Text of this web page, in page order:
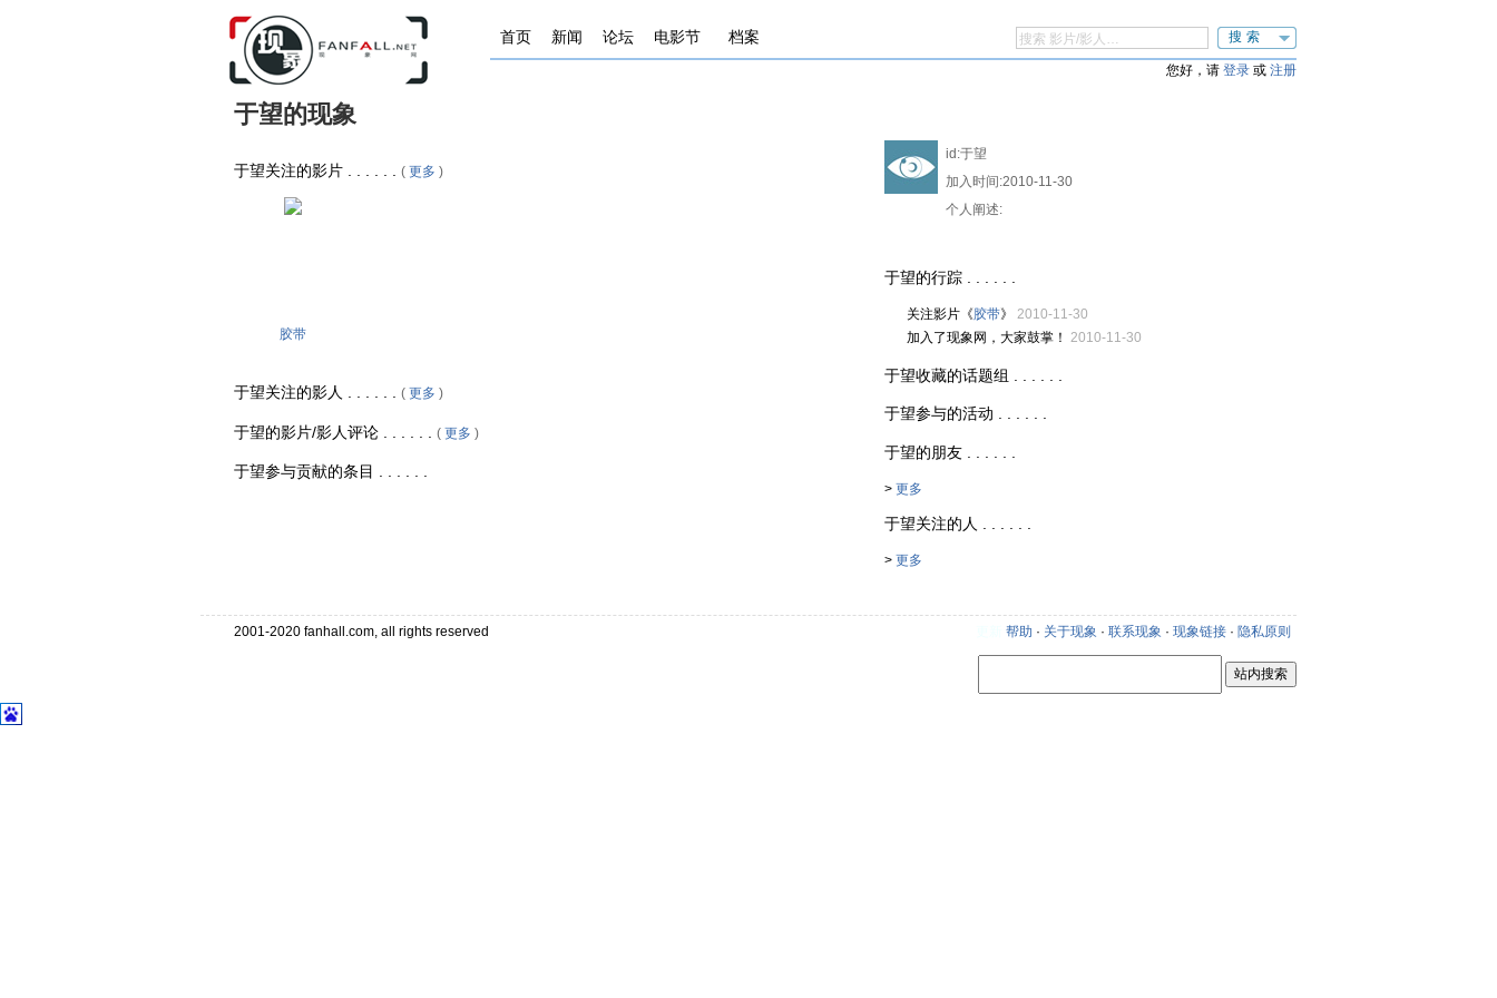
首页 新闻 论坛 电影节 档案 搜索
您好，请 登录 或 注册
于望的现象
于望关注的影片 . . . . . . ( 更多 )
胶带
于望关注的影人 . . . . . . ( 更多 )
于望的影片/影人评论 . . . . . . ( 更多 )
于望参与贡献的条目 . . . . . .
id:于望
加入时间:2010-11-30
个人阐述:
于望的行踪 . . . . . .
关注影片《胶带》 2010-11-30
加入了现象网，大家鼓掌！ 2010-11-30
于望收藏的话题组 . . . . . .
于望参与的活动 . . . . . .
于望的朋友 . . . . . .
> 更多
于望关注的人 . . . . . .
> 更多
2001-2020 fanhall.com, all rights reserved 帮助 · 关于现象 · 联系现象 · 现象链接 · 隐私原则